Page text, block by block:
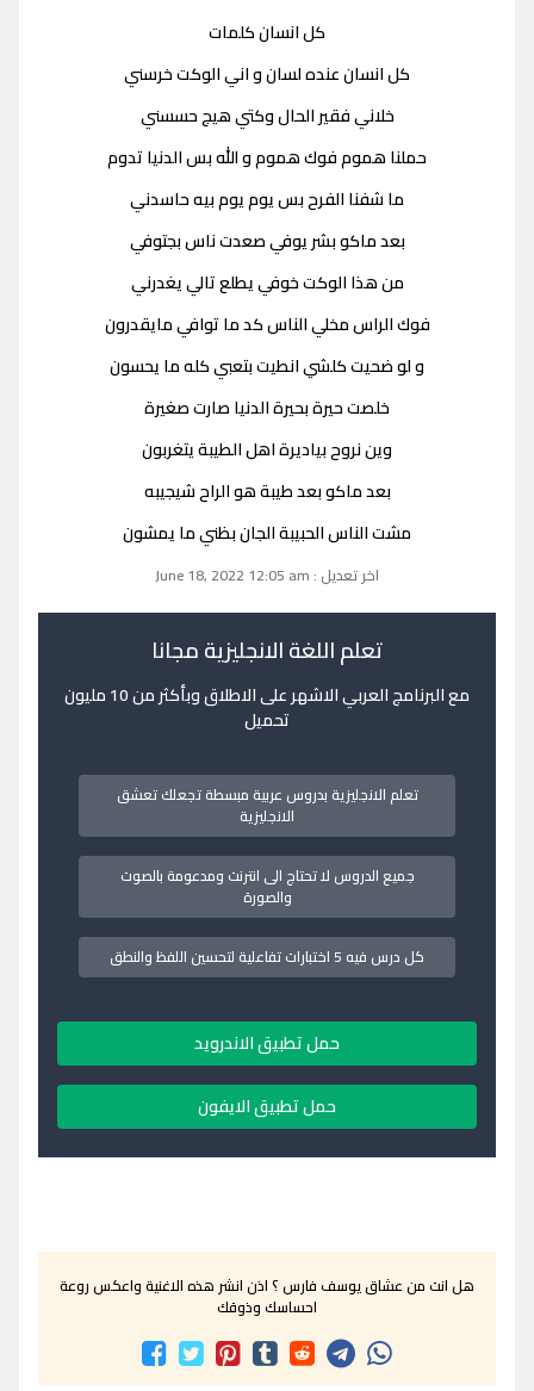
كل انسان كلمات
كل انسان عنده لسان و اني الوكت خرسني
خلاني فقير الحال وكتي هيج حسسني
حملنا هموم فوك هموم و الله بس الدنيا تدوم
ما شفنا الفرح بس يوم يوم بيه حاسدني
بعد ماكو بشر يوفي صعدت ناس بجتوفي
من هذا الوكت خوفي يطلع تالي يغدرني
فوك الراس مخلي الناس كد ما توافي مايقدرون
و لو ضحيت كلشي انطيت بتعبي كله ما يحسون
خلصت حيرة بحيرة الدنيا صارت صغيرة
وين نروح بياديرة اهل الطيبة يتغربون
بعد ماكو بعد طيبة هو الراح شيجيبه
مشت الناس الحبيبة الجان بظني ما يمشون
اخر تعديل : June 18, 2022 12:05 am
تعلم اللغة الانجليزية مجانا
مع البرنامج العربي الاشهر على الاطلاق وبأكثر من 10 مليون
تحميل
تعلم الانجليزية بدروس عربية مبسطة تجعلك تعشق
الانجليزية
جميع الدروس لا تحتاج الى انترنت ومدعومة بالصوت
والصورة
كل درس فيه 5 اختبارات تفاعلية لتحسين اللفظ والنطق
حمل تطبيق الاندرويد
حمل تطبيق الايفون
هل انت من عشاق يوسف فارس ؟ اذن انشر هذه الاغنية واعكس روعة
احساسك وذوقك